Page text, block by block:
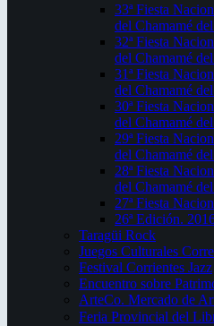
33ª Fiesta
del Chamamé
32ª Fiesta
del Chamamé
31ª Fiesta
del Chamamé
30ª Fiesta
del Chamamé
29ª Fiesta
del Chamamé
28ª Fiesta
del Chamamé
27ª Fiesta
26ª Edición.
Taragüi Rock
Juegos Culturales
Festival Corrientes Jazz
Encuentro sobre
ArteCo. Mercado de
Feria Provincial del